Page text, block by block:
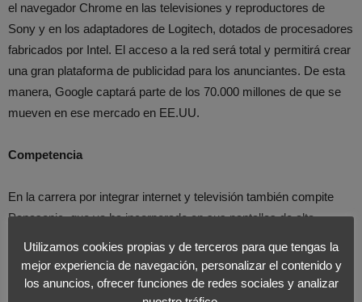
el navegador Chrome en las televisiones y reproductores de
Sony y en los adaptadores de Logitech, dotados de procesadores
fabricados por Intel. El acceso a la red será total y permitirá crear
una gran plataforma de publicidad para los anunciantes. De esta
manera, Google captará parte de los 70.000 millones de que se
mueven en ese mercado en EE.UU.
Competencia
En la carrera por integrar internet y televisión también compite
Panasonic, que ya ha incorporado en sus pantallas de alta
que incluye Facebook y Twitter.
Utilizamos cookies propias y de terceros para que tengas la
mejor experiencia de navegación, personalizar el contenido y
los anuncios, ofrecer funciones de redes sociales y analizar